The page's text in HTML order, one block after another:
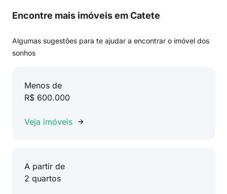
Encontre mais imóveis em Catete
Algumas sugestões para te ajudar a encontrar o imóvel dos
sonhos
Menos de
R$ 600.000
Veja imóveis
A partir de
2 quartos